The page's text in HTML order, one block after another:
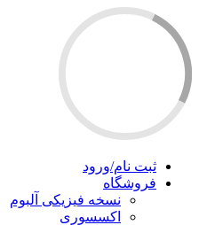
ثبت نام/ورود
فروشگاه
نسخه فیزیکی آلبوم
اکسسوری